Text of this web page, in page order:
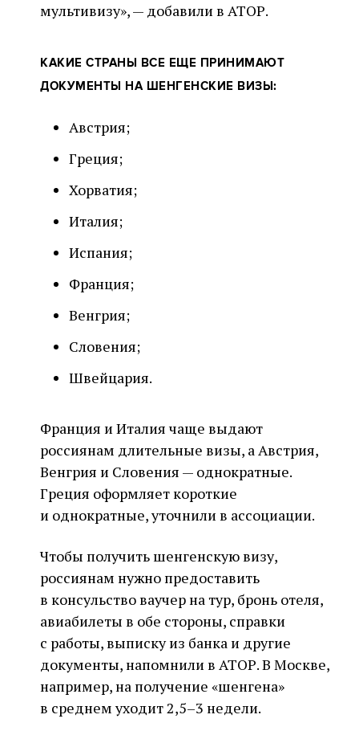
мультивизу», — добавили в АТОР.
КАКИЕ СТРАНЫ ВСЕ ЕЩЕ ПРИНИМАЮТ
ДОКУМЕНТЫ НА ШЕНГЕНСКИЕ ВИЗЫ:
Австрия;
Греция;
Хорватия;
Италия;
Испания;
Франция;
Венгрия;
Словения;
Швейцария.
Франция и Италия чаще выдают
россиянам длительные визы, а Австрия,
Венгрия и Словения — однократные.
Греция оформляет короткие
и однократные, уточнили в ассоциации.
Чтобы получить шенгенскую визу,
россиянам нужно предоставить
в консульство ваучер на тур, бронь отеля,
авиабилеты в обе стороны, справки
с работы, выписку из банка и другие
документы, напомнили в АТОР. В Москве,
например, на получение «шенгена»
в среднем уходит 2,5–3 недели.